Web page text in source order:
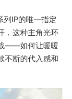
列IP的唯一指定
，这种主角光环
——如何让暖暖
不断的代入感和